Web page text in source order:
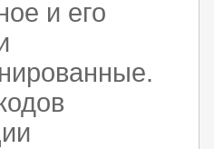
и его